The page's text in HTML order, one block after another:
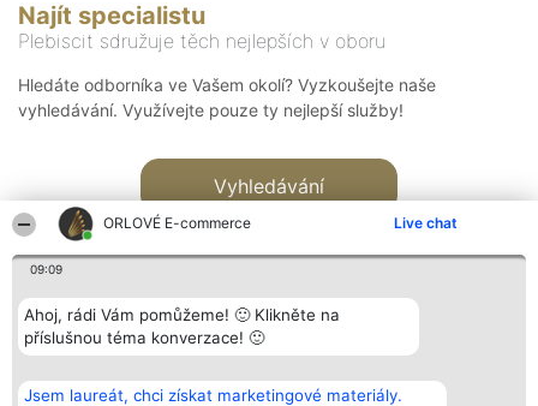
ORLOVÉ E-commerce Live chat
09:09
Ahoj, rádi Vám pomůžeme! 🙂 Klikněte na
příslušnou téma konverzace! 🙂
Jsem laureát, chci získat marketingové materiály.
Najít specialistu
Plebiscit sdružuje těch nejlepších v oboru
Hledáte odborníka ve Vašem okolí? Vyzkoušejte naše
vyhledávání. Využívejte pouze ty nejlepší služby!
Vyhledávání
Bright Side Solutions sp. z o.
o. sp. k.
Vítězové
Seznam všech
Kontakt